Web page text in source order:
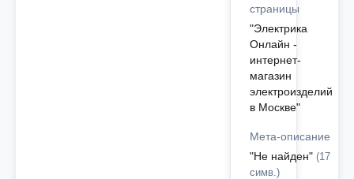
страницы
"Электрика
Онлайн -
интернет-
магазин
электроизделий
в Москве"
Мета-описание
"Не найден" (17
симв.)